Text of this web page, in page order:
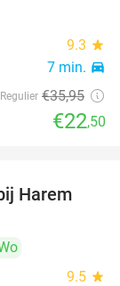
9.3 star
7 min. directions_car
Regulier €35,95
€22,50
45%
Harem
9.5 star